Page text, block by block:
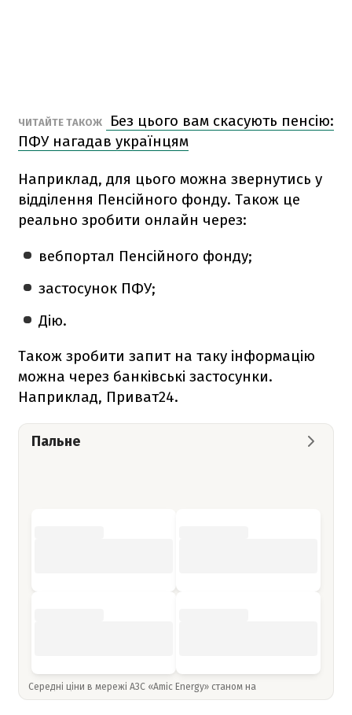
ЧИТАЙТЕ ТАКОЖ
Без цього вам скасують пенсію:
ПФУ нагадав українцям
Наприклад, для цього можна звернутись у
відділення Пенсійного фонду. Також це
реально зробити онлайн через:
вебпортал Пенсійного фонду;
застосунок ПФУ;
Дію.
Також зробити запит на таку інформацію
можна через банківські застосунки.
Наприклад, Приват24.
Пальне
Середні ціни в мережі АЗС «Amic Energy» станом на